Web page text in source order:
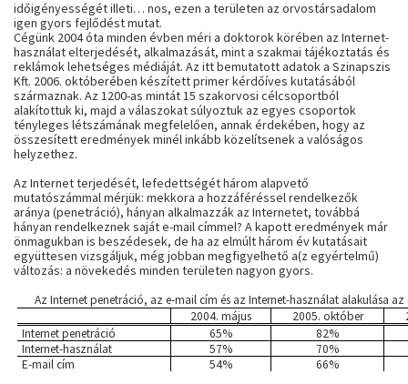
időigényességét illeti… nos, ezen a területen az orvostársadalom
igen gyors fejlődést mutat.
Cégünk 2004 óta minden évben méri a doktorok körében az Internet-
használat elterjedését, alkalmazását, mint a szakmai tájékoztatás és
reklámok lehetséges médiáját. Az itt bemutatott adatok a Szinapszis
Kft. 2006. októberében készített primer kérdőíves kutatásából
származnak. Az 1200-as mintát 15 szakorvosi célcsoportból
alakítottuk ki, majd a válaszokat súlyoztuk az egyes csoportok
tényleges létszámának megfelelően, annak érdekében, hogy az
összesített eredmények minél inkább közelítsenek a valóságos
helyzethez.
Az Internet terjedését, lefedettségét három alapvető
mutatószámmal mérjük: mekkora a hozzáféréssel rendelkezők
aránya (penetráció), hányan alkalmazzák az Internetet, továbbá
hányan rendelkeznek saját e-mail címmel? A kapott eredmények már
önmagukban is beszédesek, de ha az elmúlt három év kutatásait
együttesen vizsgáljuk, még jobban megfigyelhető a(z egyértelmű)
változás: a növekedés minden területen nagyon gyors.
Az Internet penetráció, az e-mail cím és az Internet-használat alakulása az
2004. május
2005. október
Internet penetráció
65%
82%
Internet-használat
57%
70%
E-mail cím
54% 66%